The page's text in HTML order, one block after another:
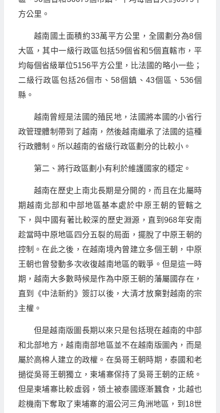
方公里。
越南國土面積約33萬平方公里，全國劃分為8個
大區，其中一級行政區包括59個省和5個直轄市，平
均每個省級單位5156平方公里，比法國的略小一些；
二級行政區包括26個市、58個鎮、43個區、536個
縣。
越南曾經是法國的殖民地，法國將本國的小省行
政管理體制帶到了越南，然後越南繼承了法國的這種
行政體制。所以越南的省級行政區劃分的比較小。
第二、將行政區劃小有利於維護國家的穩定。
越南在歷史上南北長期是分開的，而且在北屬時
期越南北部和中部地區基本處於中原王朝的管轄之
下，與中國有著比較深的歷史淵源，直到968年安南
趁當時中原地區四分五裂的局面，擺脫了中原王朝的
控制。在此之後，在越南境內曾建立多個王朝，中原
王朝也曾發動多次收復越南地區的戰爭。但是這一時
期，越南大多數時候是作為中原王朝的藩屬國存在，
直到《中法新約》簽訂以後，大清才放棄對越南的宗
主權。
但是越南版圖長期以來只是包括現在越南的中部
和北部地方，越南南部地區並不在越南版圖內，而是
屬於高棉人建立的政權。在吳哥王朝時期，泰國和老
撾從吳哥王朝獨立，柬埔寨保持了吳哥王朝的正統。
但是柬埔寨比較虛弱，領土被泰國逐漸蠶食，北越也
趁機南下奪取了柬埔寨的湄公河三角洲地區，到18世